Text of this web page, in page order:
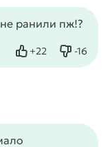
ранили пж!?
+22
Нравится -16
Не